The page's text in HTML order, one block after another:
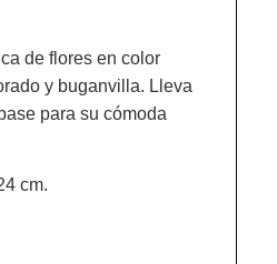
de flores en color
y buganvilla. Lleva
para su cómoda
cm.